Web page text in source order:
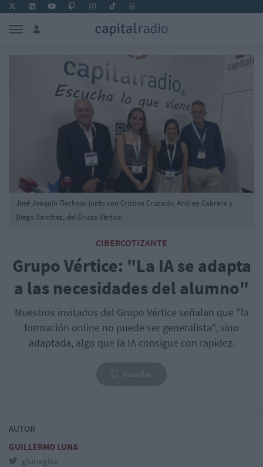
CIBERCOTIZANTE
Grupo Vértice: "La IA se adapta
a las necesidades del alumno"
Nuestros invitados del Grupo Vértice señalan que "la
formación online no puede ser generalista", sino
adaptada, algo que la IA consigue con rapidez.
José Joaquín Flechoso junto con Cristina Cruzado, Andrea Cabrera y
Diego Sánchez, del Grupo Vértice.
AUTOR
GUILLERMO LUNA
glunaglez